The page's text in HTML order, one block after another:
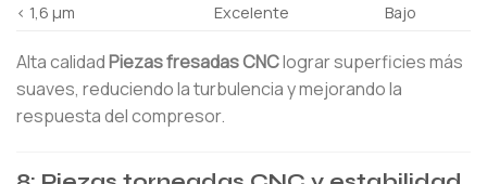
< 1,6 µm
Excelente Bajo
Alta calidadPiezas fresadas CNClograr superficies más
suaves, reduciendo la turbulencia y mejorando la
respuesta del compresor.